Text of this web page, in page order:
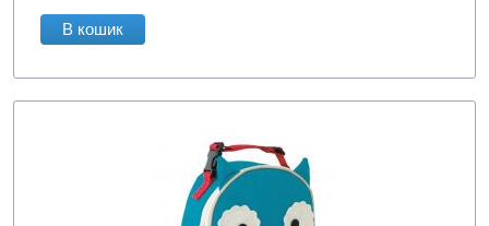
В кошик